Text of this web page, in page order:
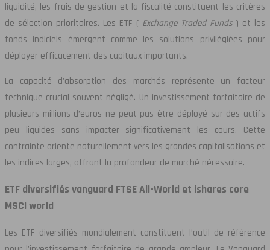
liquidité, les frais de gestion et la fiscalité constituent les critères
de sélection prioritaires. Les ETF ( Exchange Traded Funds ) et les
fonds indiciels émergent comme les solutions privilégiées pour
déployer efficacement des capitaux importants.
La capacité d’absorption des marchés représente un facteur
technique crucial souvent négligé. Un investissement forfaitaire de
plusieurs millions d’euros ne peut pas être déployé sur des actifs
peu liquides sans impacter significativement les cours. Cette
contrainte oriente naturellement vers les grandes capitalisations et
les indices larges, offrant la profondeur de marché nécessaire.
ETF diversifiés vanguard FTSE All-World et ishares core
MSCI world
Les ETF diversifiés mondialement constituent l’outil de référence